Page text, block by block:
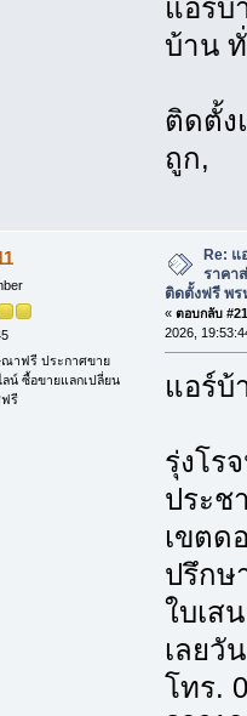
แอร์บ้
บ้าน
ติดตั้ง
ถูก,
ณาฟรี ประกาศขาย
น์ ซื้อขายแลกเปลี่ยน
ฟรี
Re:
ราคา
ติดตั้งฟรี พร
« ตอบกลับ
2026,
แอร์บ้
รุ่งโร
ประช
เขตด
ปรึกษ
ใบเส
เลยวั
โทร.